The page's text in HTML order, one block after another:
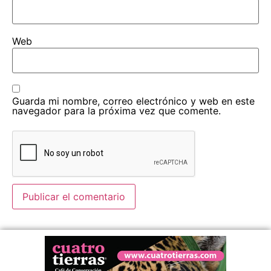
Web
Guarda mi nombre, correo electrónico y web en este
navegador para la próxima vez que comente.